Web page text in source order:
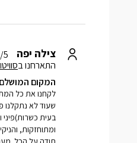
צילה יפה
/5
התארחנו ב
המקום
שעוד לא נתקלנו
בעית כשרות)פיני
ומתוחזקות,